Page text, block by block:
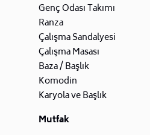
Genç Odası Takımı
Ranza
Çalışma Sandalyesi
Çalışma Masası
Baza / Başlık
Komodin
Karyola ve Başlık
Mutfak